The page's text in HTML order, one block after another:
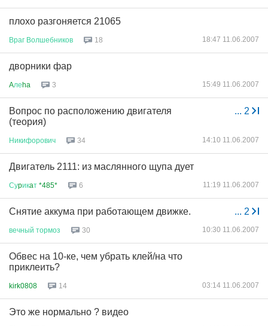
плохо разгоняется 21065
Враг Волшебников 18 18:47 11.06.2007
дворники фар
Aлеha 3 15:49 11.06.2007
... 2
Вопрос по расположению двигателя
(теория)
Никифорович 34 14:10 11.06.2007
Двигатель 2111: из маслянного щупа дует
Суpикaт *485* 6 11:19 11.06.2007
... 2
Снятие аккума при работающем движке.
вечный тормоз 30 10:30 11.06.2007
Обвес на 10-ке, чем убрать клей/на что
приклеить?
kirk0808 14 03:14 11.06.2007
Это же нормально ? видео